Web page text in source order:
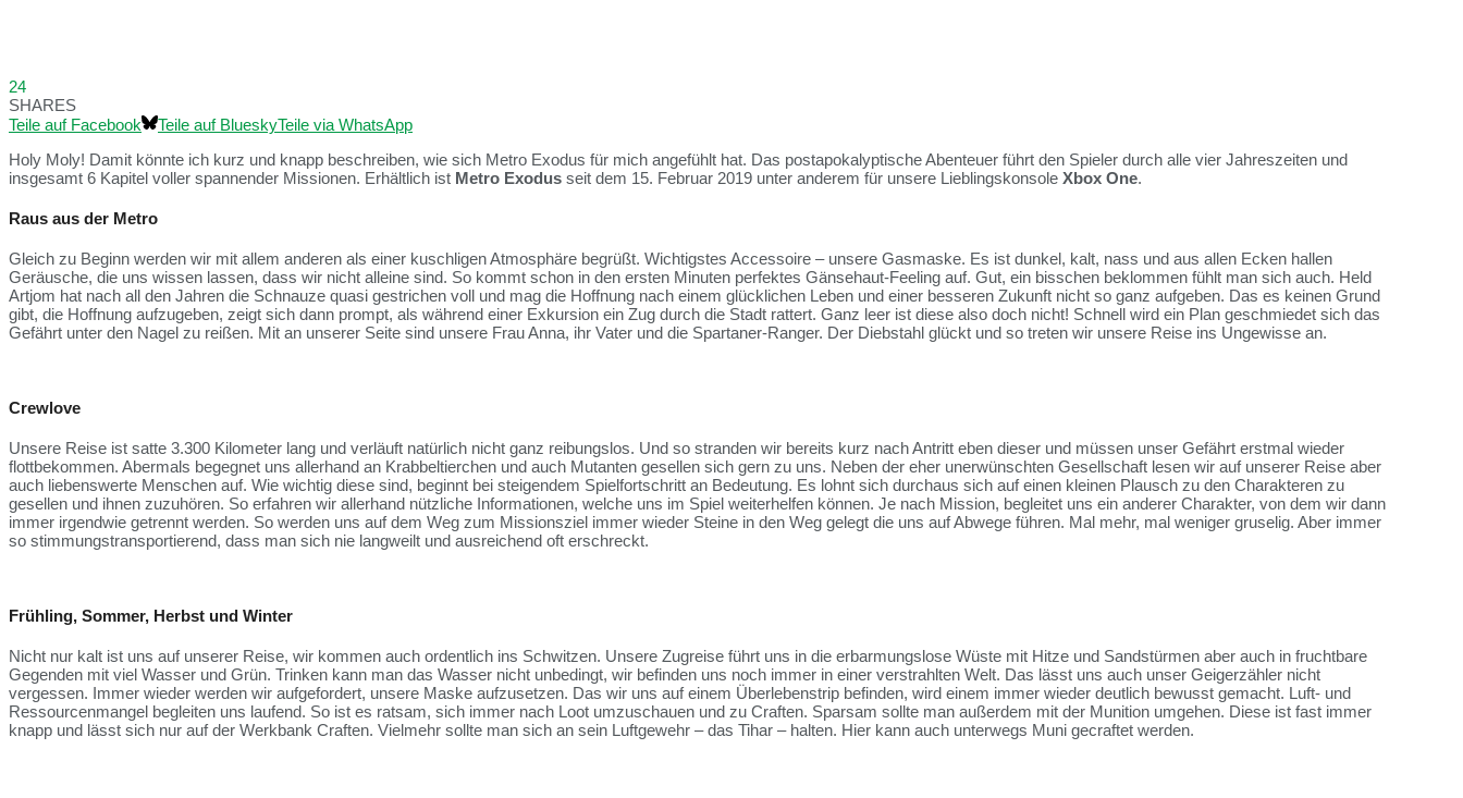
24
SHARES
Teile auf Facebook
Teile auf BlueskyTeile via WhatsApp
Holy Moly! Damit könnte ich kurz und knapp beschreiben, wie sich Metro Exodus für mich angefühlt hat. Das postapokalyptische Abenteuer führt den Spieler durch alle vier Jahreszeiten und
insgesamt 6 Kapitel voller spannender Missionen. Erhältlich ist Metro Exodus seit dem 15. Februar 2019 unter anderem für unsere Lieblingskonsole Xbox One.
Raus aus der Metro
Gleich zu Beginn werden wir mit allem anderen als einer kuschligen Atmosphäre begrüßt. Wichtigstes Accessoire – unsere Gasmaske. Es ist dunkel, kalt, nass und aus allen Ecken hallen
Geräusche, die uns wissen lassen, dass wir nicht alleine sind. So kommt schon in den ersten Minuten perfektes Gänsehaut-Feeling auf. Gut, ein bisschen beklommen fühlt man sich auch. Held
Artjom hat nach all den Jahren die Schnauze quasi gestrichen voll und mag die Hoffnung nach einem glücklichen Leben und einer besseren Zukunft nicht so ganz aufgeben. Das es keinen Grund
gibt, die Hoffnung aufzugeben, zeigt sich dann prompt, als während einer Exkursion ein Zug durch die Stadt rattert. Ganz leer ist diese also doch nicht! Schnell wird ein Plan geschmiedet sich das
Gefährt unter den Nagel zu reißen. Mit an unserer Seite sind unsere Frau Anna, ihr Vater und die Spartaner-Ranger. Der Diebstahl glückt und so treten wir unsere Reise ins Ungewisse an.
Crewlove
Unsere Reise ist satte 3.300 Kilometer lang und verläuft natürlich nicht ganz reibungslos. Und so stranden wir bereits kurz nach Antritt eben dieser und müssen unser Gefährt erstmal wieder
flottbekommen. Abermals begegnet uns allerhand an Krabbeltierchen und auch Mutanten gesellen sich gern zu uns. Neben der eher unerwünschten Gesellschaft lesen wir auf unserer Reise aber
auch liebenswerte Menschen auf. Wie wichtig diese sind, beginnt bei steigendem Spielfortschritt an Bedeutung. Es lohnt sich durchaus sich auf einen kleinen Plausch zu den Charakteren zu
gesellen und ihnen zuzuhören. So erfahren wir allerhand nützliche Informationen, welche uns im Spiel weiterhelfen können. Je nach Mission, begleitet uns ein anderer Charakter, von dem wir dann
immer irgendwie getrennt werden. So werden uns auf dem Weg zum Missionsziel immer wieder Steine in den Weg gelegt die uns auf Abwege führen. Mal mehr, mal weniger gruselig. Aber immer
so stimmungstransportierend, dass man sich nie langweilt und ausreichend oft erschreckt.
Frühling, Sommer, Herbst und Winter
Nicht nur kalt ist uns auf unserer Reise, wir kommen auch ordentlich ins Schwitzen. Unsere Zugreise führt uns in die erbarmungslose Wüste mit Hitze und Sandstürmen aber auch in fruchtbare
Gegenden mit viel Wasser und Grün. Trinken kann man das Wasser nicht unbedingt, wir befinden uns noch immer in einer verstrahlten Welt. Das lässt uns auch unser Geigerzähler nicht
vergessen. Immer wieder werden wir aufgefordert, unsere Maske aufzusetzen. Das wir uns auf einem Überlebenstrip befinden, wird einem immer wieder deutlich bewusst gemacht. Luft- und
Ressourcenmangel begleiten uns laufend. So ist es ratsam, sich immer nach Loot umzuschauen und zu Craften. Sparsam sollte man außerdem mit der Munition umgehen. Diese ist fast immer
knapp und lässt sich nur auf der Werkbank Craften. Vielmehr sollte man sich an sein Luftgewehr – das Tihar – halten. Hier kann auch unterwegs Muni gecraftet werden.